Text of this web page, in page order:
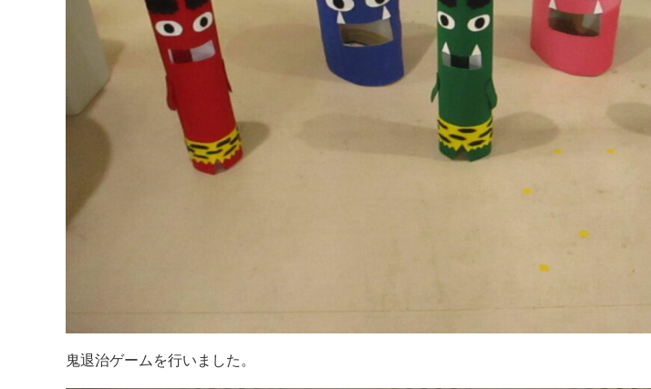
鬼退治ゲームを行いました。